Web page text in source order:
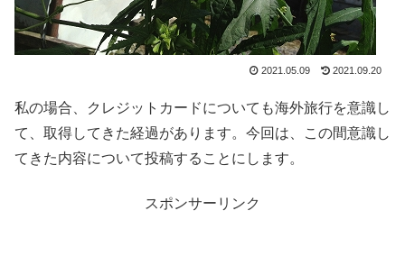
2021.05.09 2021.09.20
私の場合、クレジットカードについても海外旅行を意識し
て、取得してきた経過があります。今回は、この間意識し
てきた内容について投稿することにします。
スポンサーリンク